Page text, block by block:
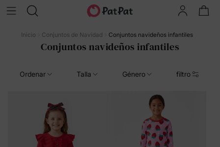
Inicio Conjuntos de Navidad Conjuntos navideños infantiles
Conjuntos navideños infantiles
Ordenar Talla Género filtro